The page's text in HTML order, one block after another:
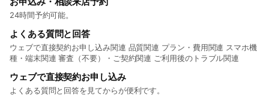
弱～
完全予約制ですので、必ず事前ご予約をお願いします。電
話を持ちたい方は今すぐご予約！ご相談だけでもOKで
す。
24時間予約可能。
よくある質問と回答
ウェブで直接契約お申し込み関連 品質関連 プラン・費用関連 スマホ機
種・端末関連 審査（不要）・ご契約関連 ご利用後のトラブル関連
ウェブで直接契約お申し込み
よくある質問と回答を見てからが便利です。